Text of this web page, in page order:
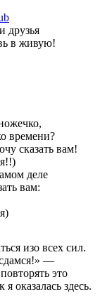
друзья
в живую!
времени?
сказать вам!
деле
вам:
изо всех сил.
—
это
оказалась здесь.